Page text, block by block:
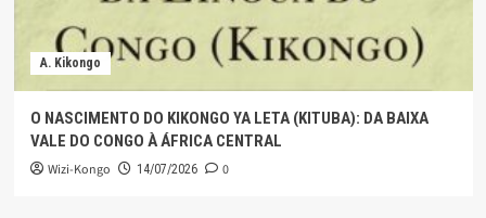
A. Kikongo
O NASCIMENTO DO KIKONGO YA LETA (KITUBA): DA BAIXA
VALE DO CONGO À ÁFRICA CENTRAL
Wizi-Kongo 14/07/2026 0